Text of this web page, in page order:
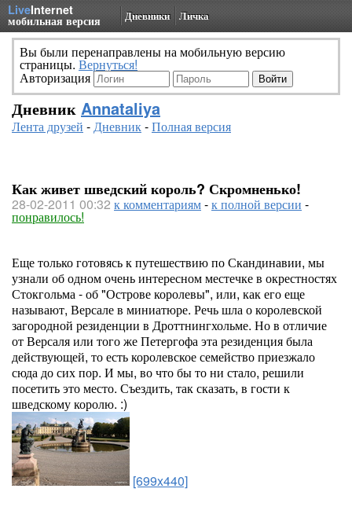
LiveInternet
мобильная версия Дневники Личка
Вы были перенаправлены на мобильную версию
страницы. Вернуться!
Авторизация
Дневник Annataliya
Лента друзей -Дневник-Полная версия
Как живет шведский король? Скромненько!
28-02-2011 00:32 к комментариям-к полной версии -
понравилось!
Еще только готовясь к путешествию по Скандинавии, мы
узнали об одном очень интересном местечке в окрестностях
Стокгольма - об "Острове королевы", или, как его еще
называют, Версале в миниатюре. Речь шла о королевской
загородной резиденции в Дроттнингхольме. Но в отличие
от Версаля или того же Петергофа эта резиденция была
действующей, то есть королевское семейство приезжало
сюда до сих пор. И мы, во что бы то ни стало, решили
посетить это место. Съездить, так сказать, в гости к
шведскому королю. :)
[699x440]